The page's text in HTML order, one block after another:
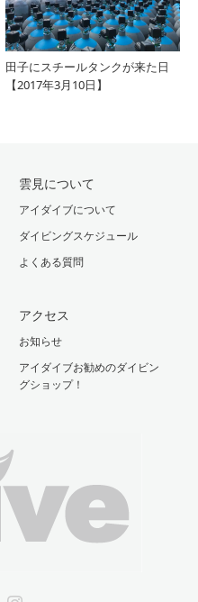
田子にスチールタンクが来た日
【2017年3月10日】
雲見について
アイダイブについて
ダイビングスケジュール
よくある質問
アクセス
お知らせ
アイダイブお勧めのダイビン
グショップ！